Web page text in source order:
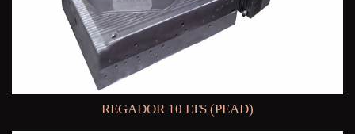
REGADOR 10 LTS (PEAD)